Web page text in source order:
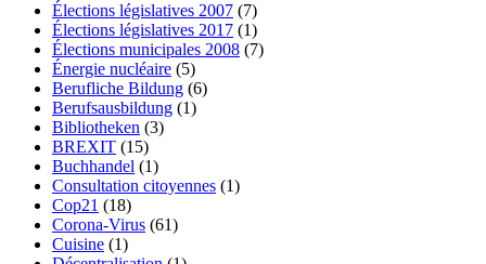
Élections législatives 2007 (7)
Élections législatives 2017 (1)
Élections municipales 2008 (7)
Énergie nucléaire (5)
Berufliche Bildung (6)
Berufsausbildung (1)
Bibliotheken (3)
BREXIT (15)
Buchhandel (1)
Consultation citoyennes (1)
Cop21 (18)
Corona-Virus (61)
Cuisine (1)